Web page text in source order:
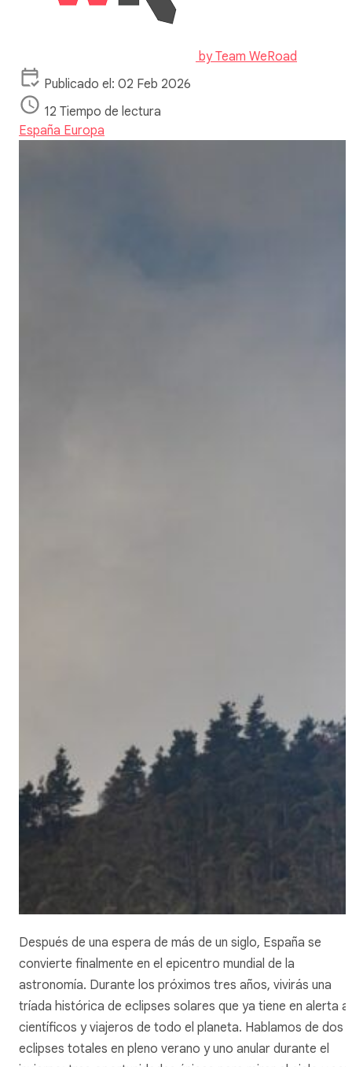
byTeam WeRoad
Publicado el: 02 Feb 2026
12 Tiempo de lectura
España Europa
Después de una espera de más de un siglo, España se
convierte finalmente en el epicentro mundial de la
astronomía. Durante los próximos tres años, vivirás una
tríada histórica de eclipses solares que ya tiene en alerta a
científicos y viajeros de todo el planeta. Hablamos de dos
eclipses totales en pleno verano y uno anular durante el